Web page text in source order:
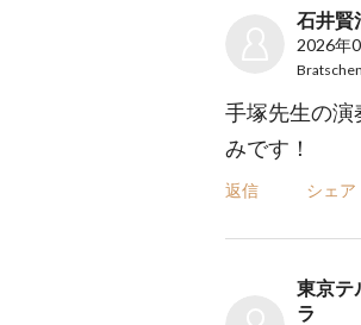
石井賢
2026年
手塚先生の演
みです！
返信 シェア
東京テ
ラ